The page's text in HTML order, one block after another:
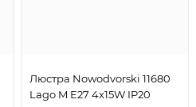
Люстра Nowodvorski 11680
Lago M E27 4x15W IP20